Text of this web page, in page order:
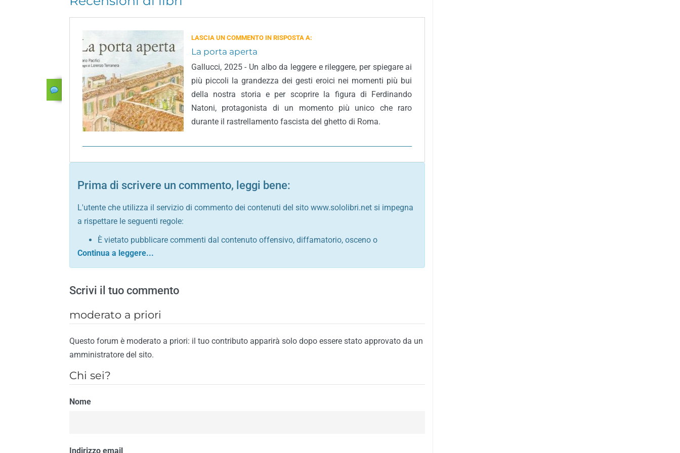
LASCIA UN COMMENTO IN RISPOSTA A:
La porta aperta
Gallucci, 2025 - Un albo da leggere e rileggere, per spiegare ai
più piccoli la grandezza dei gesti eroici nei momenti più bui
della nostra storia e per scoprire la figura di Ferdinando
Natoni, protagonista di un momento più unico che raro
durante il rastrellamento fascista del ghetto di Roma.
Prima di scrivere un commento, leggi bene:
L'utente che utilizza il servizio di commento dei contenuti del sito www.sololibri.net si impegna
a rispettare le seguenti regole:
È vietato pubblicare commenti dal contenuto offensivo, diffamatorio, osceno o
comunque contrario alle leggi dello Stato italiano e di quelle internazionali
Sono vietati commenti in tono sacrilego, sarcastico, denigratorio e sbeffeggiatorio
È vietato pubblicare commenti contrari al rispetto dell'ordine pubblico
È vietato pubblicare commenti lesivi della privacy di qualsiasi cittadino
È vietato pubblicare commenti razzisti nei confronti di qualsiasi razza, popolo, cultura,
religione
È vietato pubblicare commenti contrari al rispetto del buon costume o contenenti
È vietato pubblicare commenti inerenti propaganda politica, di partito o di fazione, che
Il riscontro della violazione anche di una sola delle regole precedenti comporterà la non
Scrivi il tuo commento
moderato a priori
Questo forum è moderato a priori: il tuo contributo apparirà solo dopo essere stato approvato da un
amministratore del sito.
Chi sei?
Nome
Indirizzo email